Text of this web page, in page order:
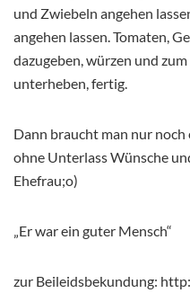
und Zwiebeln angehen
angehen lassen. Tomaten,
dazugeben, würzen und
unterheben, fertig.
Dann braucht man nur noch
ohne Unterlass Wünsche
Ehefrau;o)
„Er war ein guter Mensch“
zur Beileidsbekundung: